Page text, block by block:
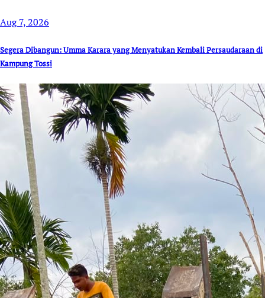
Aug 7, 2026
Segera Dibangun: Umma Karara yang Menyatukan Kembali Persaudaraan di
Kampung Tossi